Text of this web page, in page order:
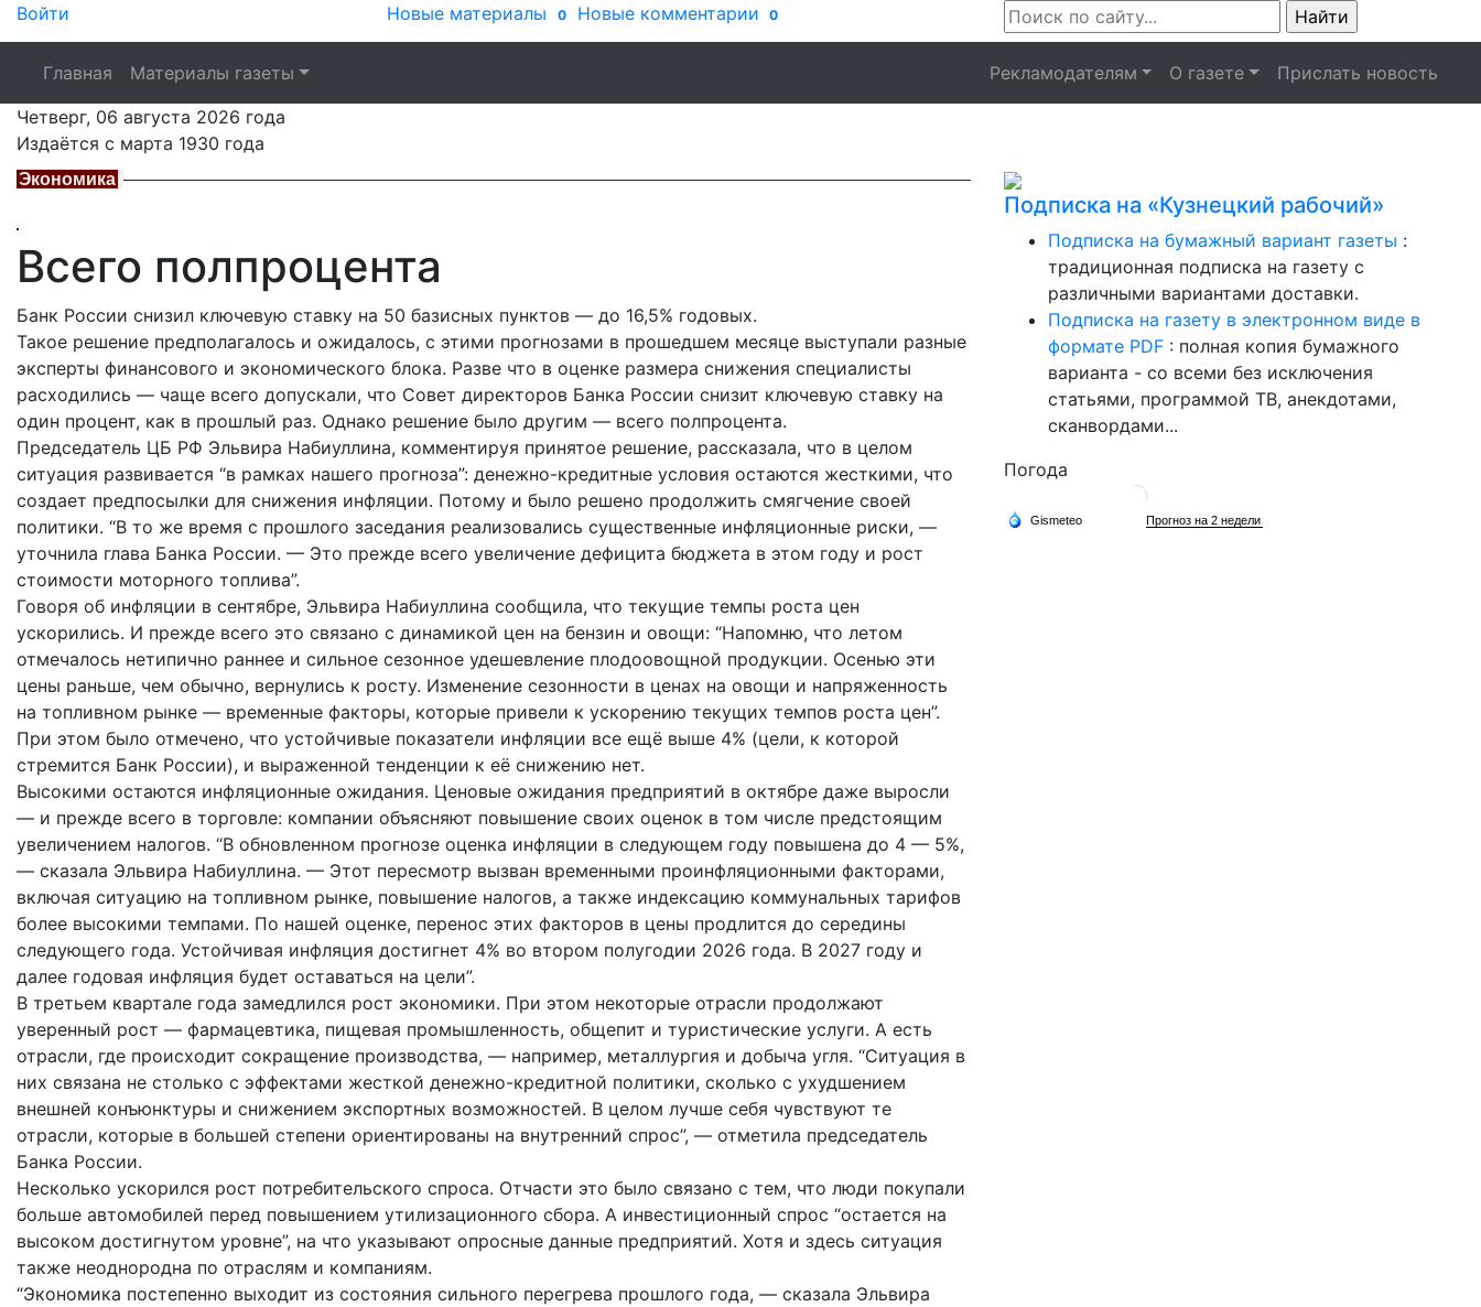
Войти Новые материалы 0 Новые комментарии 0
Главная Материалы газеты Рекламодателям О газете
Прислать новость
Четверг, 06 августа 2026 года
Издаётся с марта 1930 года
Экономика
Всего полпроцента
Банк России снизил ключевую ставку на 50 базисных пунктов — до 16,5% годовых.
Такое решение предполагалось и ожидалось, с этими прогнозами в прошедшем месяце выступали разные
эксперты финансового и экономического блока. Разве что в оценке размера снижения специалисты
расходились — чаще всего допускали, что Совет директоров Банка России снизит ключевую ставку на
один процент, как в прошлый раз. Однако решение было другим — всего полпроцента.
Председатель ЦБ РФ Эльвира Набиуллина, комментируя принятое решение, рассказала, что в целом
ситуация развивается “в рамках нашего прогноза”: денежно-кредитные условия остаются жесткими, что
создает предпосылки для снижения инфляции. Потому и было решено продолжить смягчение своей
политики. “В то же время с прошлого заседания реализовались существенные инфляционные риски, —
уточнила глава Банка России. — Это прежде всего увеличение дефицита бюджета в этом году и рост
стоимости моторного топлива”.
Говоря об инфляции в сентябре, Эльвира Набиуллина сообщила, что текущие темпы роста цен
ускорились. И прежде всего это связано с динамикой цен на бензин и овощи: “Напомню, что летом
отмечалось нетипично раннее и сильное сезонное удешевление плодоовощной продукции. Осенью эти
цены раньше, чем обычно, вернулись к росту. Изменение сезонности в ценах на овощи и напряженность
на топливном рынке — временные факторы, которые привели к ускорению текущих темпов роста цен”.
При этом было отмечено, что устойчивые показатели инфляции все ещё выше 4% (цели, к которой
стремится Банк России), и выраженной тенденции к её снижению нет.
Высокими остаются инфляционные ожидания. Ценовые ожидания предприятий в октябре даже выросли
— и прежде всего в торговле: компании объясняют повышение своих оценок в том числе предстоящим
увеличением налогов. “В обновленном прогнозе оценка инфляции в следующем году повышена до 4 — 5%,
— сказала Эльвира Набиуллина. — Этот пересмотр вызван временными проинфляционными факторами,
включая ситуацию на топливном рынке, повышение налогов, а также индексацию коммунальных тарифов
более высокими темпами. По нашей оценке, перенос этих факторов в цены продлится до середины
следующего года. Устойчивая инфляция достигнет 4% во втором полугодии 2026 года. В 2027 году и
далее годовая инфляция будет оставаться на цели”.
В третьем квартале года замедлился рост экономики. При этом некоторые отрасли продолжают
уверенный рост — фармацевтика, пищевая промышленность, общепит и туристические услуги. А есть
отрасли, где происходит сокращение производства, — например, металлургия и добыча угля. “Ситуация в
них связана не столько с эффектами жесткой денежно-кредитной политики, сколько с ухудшением
внешней конъюнктуры и снижением экспортных возможностей. В целом лучше себя чувствуют те
отрасли, которые в большей степени ориентированы на внутренний спрос”, — отметила председатель
Банка России.
Несколько ускорился рост потребительского спроса. Отчасти это было связано с тем, что люди покупали
больше автомобилей перед повышением утилизационного сбора. А инвестиционный спрос “остается на
высоком достигнутом уровне”, на что указывают опросные данные предприятий. Хотя и здесь ситуация
также неоднородна по отраслям и компаниям.
“Экономика постепенно выходит из состояния сильного перегрева прошлого года, — сказала Эльвира
Подписка на «Кузнецкий рабочий»
Подписка на бумажный вариант газеты :
традиционная подписка на газету с
различными вариантами доставки.
Подписка на газету в электронном виде в
формате PDF : полная копия бумажного
варианта - со всеми без исключения
статьями, программой ТВ, анекдотами,
сканвордами...
Погода